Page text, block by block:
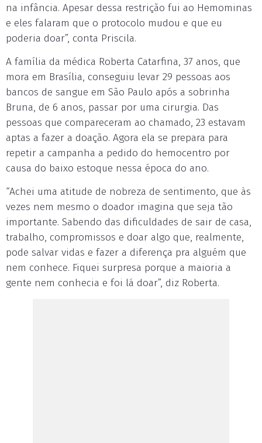
na infância. Apesar dessa restrição fui ao Hemominas
e eles falaram que o protocolo mudou e que eu
poderia doar”, conta Priscila.
A família da médica Roberta Catarfina, 37 anos, que
mora em Brasília, conseguiu levar 29 pessoas aos
bancos de sangue em São Paulo após a sobrinha
Bruna, de 6 anos, passar por uma cirurgia. Das
pessoas que compareceram ao chamado, 23 estavam
aptas a fazer a doação. Agora ela se prepara para
repetir a campanha a pedido do hemocentro por
causa do baixo estoque nessa época do ano.
“Achei uma atitude de nobreza de sentimento, que às
vezes nem mesmo o doador imagina que seja tão
importante. Sabendo das dificuldades de sair de casa,
trabalho, compromissos e doar algo que, realmente,
pode salvar vidas e fazer a diferença pra alguém que
nem conhece. Fiquei surpresa porque a maioria a
gente nem conhecia e foi lá doar”, diz Roberta.